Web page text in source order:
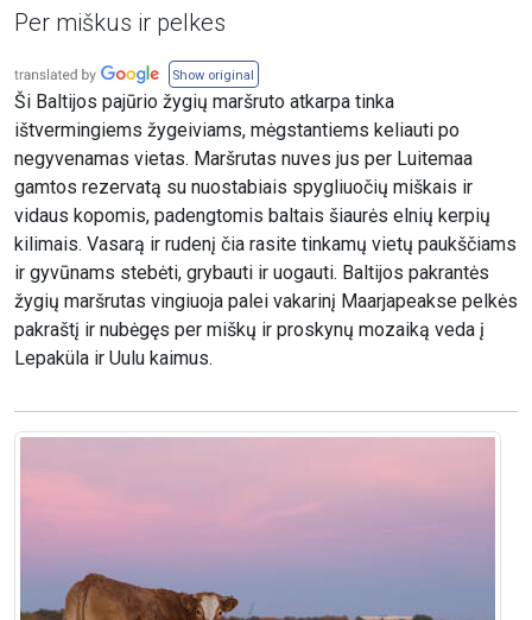
Per miškus ir pelkes
Show original
Ši Baltijos pajūrio žygių maršruto atkarpa tinka
ištvermingiems žygeiviams, mėgstantiems keliauti po
negyvenamas vietas. Maršrutas nuves jus per Luitemaa
gamtos rezervatą su nuostabiais spygliuočių miškais ir
vidaus kopomis, padengtomis baltais šiaurės elnių kerpių
kilimais. Vasarą ir rudenį čia rasite tinkamų vietų paukščiams
ir gyvūnams stebėti, grybauti ir uogauti. Baltijos pakrantės
žygių maršrutas vingiuoja palei vakarinį Maarjapeakse pelkės
pakraštį ir nubėgęs per miškų ir proskynų mozaiką veda į
Lepaküla ir Uulu kaimus.